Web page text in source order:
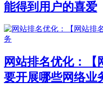
能得到用户的喜爱
网站排名优化：【
要开展哪些网络业